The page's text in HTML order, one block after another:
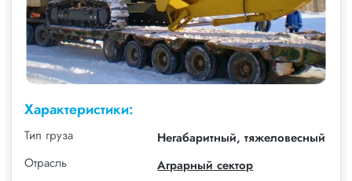
Характеристики:
Тип груза
Негабаритный, тяжеловесный
Отрасль
Аграрный сектор